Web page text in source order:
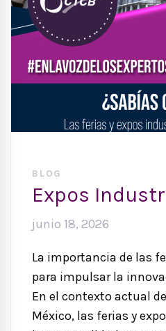
BLOG
Expos
junio 18, 2026
La importancia de las
para impulsar la
En el contexto actual
México, las ferias y